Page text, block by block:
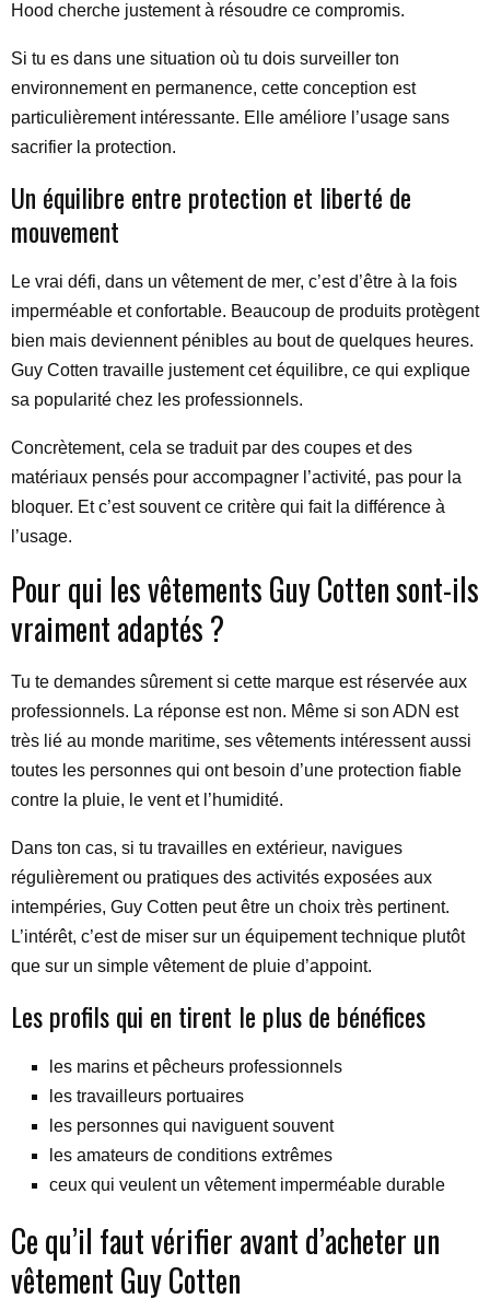
Hood cherche justement à résoudre ce compromis.
Si tu es dans une situation où tu dois surveiller ton
environnement en permanence, cette conception est
particulièrement intéressante. Elle améliore l’usage sans
sacrifier la protection.
Un équilibre entre protection et liberté de
mouvement
Le vrai défi, dans un vêtement de mer, c’est d’être à la fois
imperméable et confortable. Beaucoup de produits protègent
bien mais deviennent pénibles au bout de quelques heures.
Guy Cotten travaille justement cet équilibre, ce qui explique
sa popularité chez les professionnels.
Concrètement, cela se traduit par des coupes et des
matériaux pensés pour accompagner l’activité, pas pour la
bloquer. Et c’est souvent ce critère qui fait la différence à
l’usage.
Pour qui les vêtements Guy Cotten sont-ils
vraiment adaptés ?
Tu te demandes sûrement si cette marque est réservée aux
professionnels. La réponse est non. Même si son ADN est
très lié au monde maritime, ses vêtements intéressent aussi
toutes les personnes qui ont besoin d’une protection fiable
contre la pluie, le vent et l’humidité.
Dans ton cas, si tu travailles en extérieur, navigues
régulièrement ou pratiques des activités exposées aux
intempéries, Guy Cotten peut être un choix très pertinent.
L’intérêt, c’est de miser sur un équipement technique plutôt
que sur un simple vêtement de pluie d’appoint.
Les profils qui en tirent le plus de bénéfices
les marins et pêcheurs professionnels
les travailleurs portuaires
les personnes qui naviguent souvent
les amateurs de conditions extrêmes
ceux qui veulent un vêtement imperméable durable
Ce qu’il faut vérifier avant d’acheter un
vêtement Guy Cotten